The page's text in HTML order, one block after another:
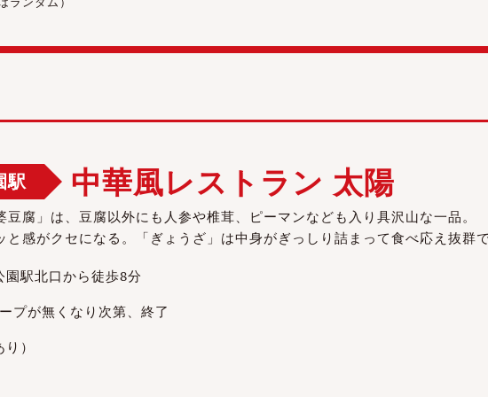
駅 中華風レストラン 太陽
腐」は、豆腐以外にも人参や椎茸、ピーマンなども入り具沢山な一品。
と感がクセになる。「ぎょうざ」は中身がぎっしり詰まって食べ応え抜群
駅北口から徒歩8分
プが無くなり次第、終了
）